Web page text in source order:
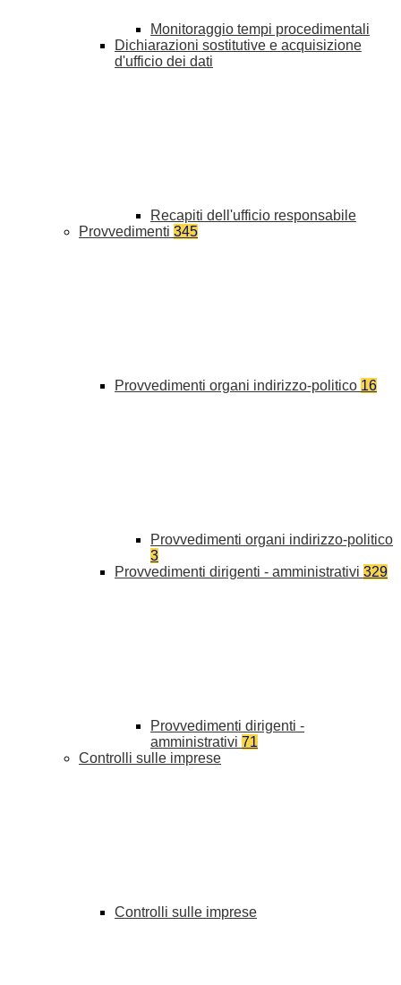
Monitoraggio tempi procedimentali
Dichiarazioni sostitutive e acquisizione
d'ufficio dei dati
Recapiti dell'ufficio responsabile
Provvedimenti 345
Provvedimenti organi indirizzo-politico 16
Provvedimenti organi indirizzo-politico
3
Provvedimenti dirigenti - amministrativi 329
Provvedimenti dirigenti -
amministrativi 71
Controlli sulle imprese
Controlli sulle imprese